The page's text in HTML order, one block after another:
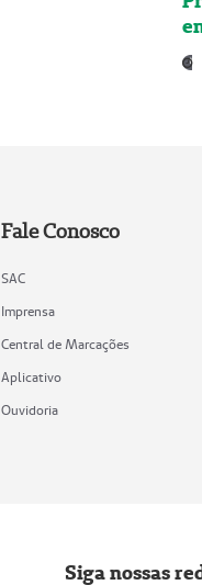
Fale Conosco
SAC
Imprensa
Central de Marcações
Aplicativo
Ouvidoria
Siga nossas